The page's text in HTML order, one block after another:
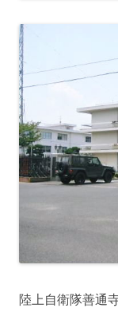
陸上自衛隊善